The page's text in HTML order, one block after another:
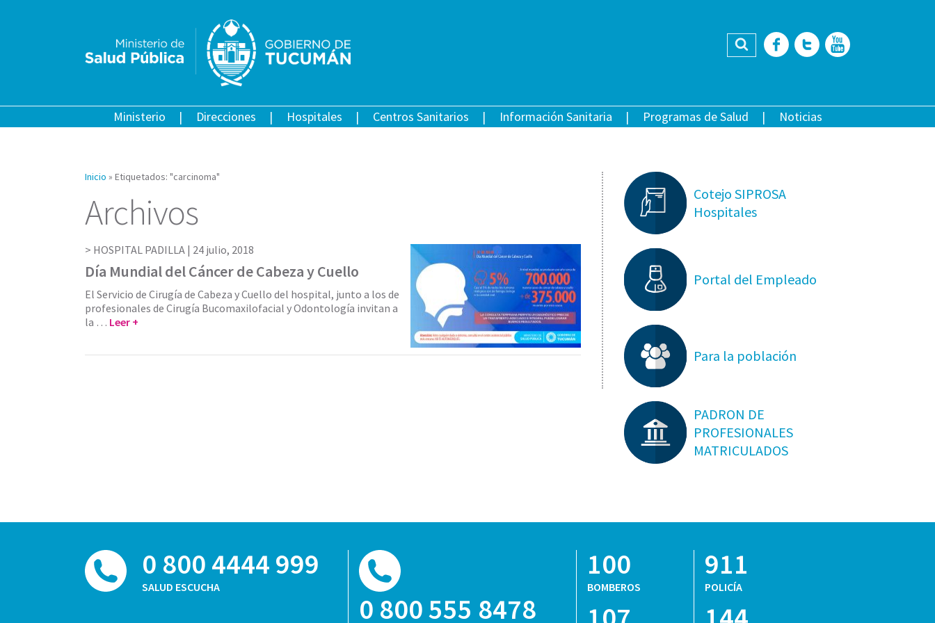
Buscar Facebook
Twitter
Ministerio Direcciones Hospitales Centros Sanitarios Información Sanitaria Programas de Salud Noticias
Inicio » Etiquetados: "carcinoma"
Archivos
HOSPITAL PADILLA | 24 julio, 2018
Día Mundial del Cáncer de Cabeza y Cuello
El Servicio de Cirugía de Cabeza y Cuello del hospital, junto a los de
profesionales de Cirugía Bucomaxilofacial y Odontología invitan a
la … Leer +
Cotejo SIPROSA
Hospitales
Portal del Empleado
Para la población
PADRON DE
PROFESIONALES
MATRICULADOS
0 800 4444 999
SALUD ESCUCHA
0 800 555 8478
100
BOMBEROS
911
POLICÍA